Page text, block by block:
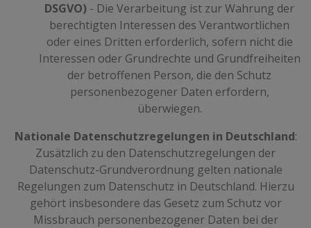
DSGVO) - Die Verarbeitung ist zur Wahrung der
berechtigten Interessen des Verantwortlichen
oder eines Dritten erforderlich, sofern nicht die
Interessen oder Grundrechte und Grundfreiheiten
der betroffenen Person, die den Schutz
personenbezogener Daten erfordern,
überwiegen.
Nationale Datenschutzregelungen in Deutschland:
Zusätzlich zu den Datenschutzregelungen der
Datenschutz-Grundverordnung gelten nationale
Regelungen zum Datenschutz in Deutschland. Hierzu
gehört insbesondere das Gesetz zum Schutz vor
Missbrauch personenbezogener Daten bei der